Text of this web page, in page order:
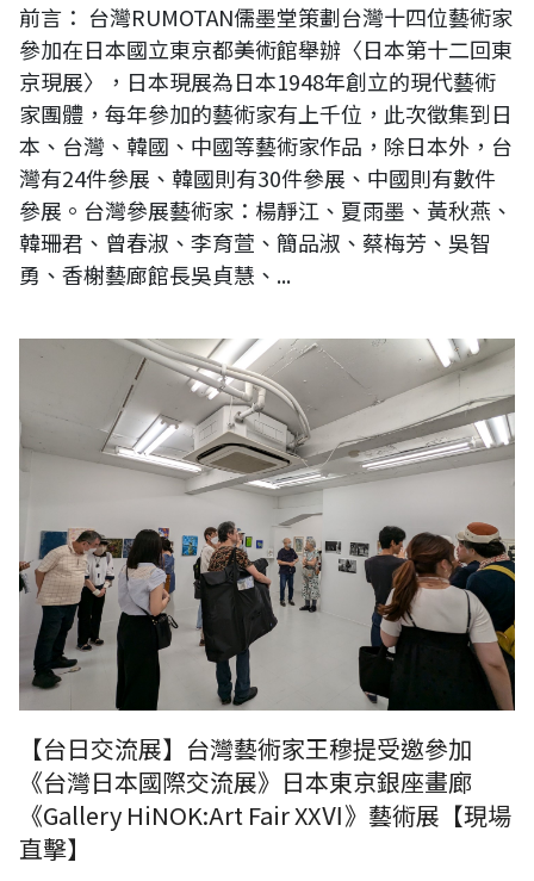
前言： 台灣RUMOTAN儒墨堂策劃台灣十四位藝術家
參加在日本國立東京都美術館舉辦〈日本第十二回東
京現展〉，日本現展為日本1948年創立的現代藝術
家團體，每年參加的藝術家有上千位，此次徵集到日
本、台灣、韓國、中國等藝術家作品，除日本外，台
灣有24件參展、韓國則有30件參展、中國則有數件
參展。台灣參展藝術家：楊靜江、夏雨墨、黃秋燕、
韓珊君、曾春淑、李育萱、簡品淑、蔡梅芳、吳智
勇、香榭藝廊館長吳貞慧、...
《台灣日本國際交流展》【現場直擊】日本東京銀座畫廊《Gallery
HiNOK:Art Fair XXⅥ》藝術展現場
【台日交流展】台灣藝術家王穆提受邀參加
《台灣日本國際交流展》日本東京銀座畫廊
《Gallery HiNOK:Art Fair XXⅥ》藝術展【現場
直擊】